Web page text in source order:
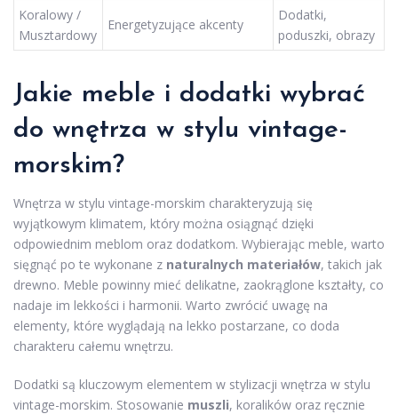
Koralowy /
Musztardowy
Energetyzujące akcenty
Dodatki,
poduszki, obrazy
Jakie meble i dodatki wybrać
do wnętrza w stylu vintage-
morskim?
Wnętrza w stylu vintage-morskim charakteryzują się
wyjątkowym klimatem, który można osiągnąć dzięki
odpowiednim meblom oraz dodatkom. Wybierając meble, warto
sięgnąć po te wykonane z naturalnych materiałów, takich jak
drewno. Meble powinny mieć delikatne, zaokrąglone kształty, co
nadaje im lekkości i harmonii. Warto zwrócić uwagę na
elementy, które wyglądają na lekko postarzane, co doda
charakteru całemu wnętrzu.
Dodatki są kluczowym elementem w stylizacji wnętrza w stylu
vintage-morskim. Stosowanie muszli, koralików oraz ręcznie